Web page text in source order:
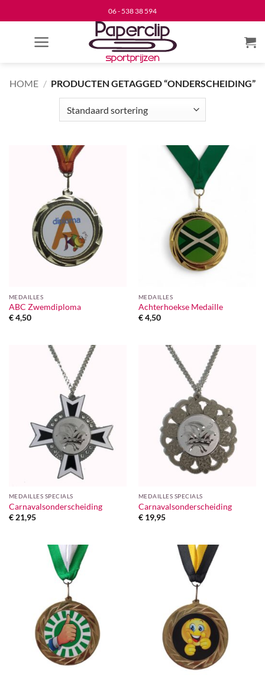
naar
06 - 538 38 594
HOME / PRODUCTEN GETAGGED “ONDERSCHEIDING”
MEDAILLES
ABC Zwemdiploma
€4,50
MEDAILLES
Achterhoekse Medaille
€4,50
MEDAILLES SPECIALS
Carnavalsonderscheiding
€21,95
MEDAILLES SPECIALS
Carnavalsonderscheiding
€19,95